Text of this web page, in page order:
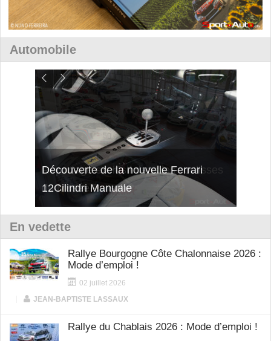
Automobile
Découverte de la nouvelle Ferrari
12Cilindri Manuale
En vedette
Rallye Bourgogne Côte Chalonnaise 2026 :
Mode d’emploi !
02 juillet 2026
JEAN-BAPTISTE LASSAUX
Rallye du Chablais 2026 : Mode d’emploi !